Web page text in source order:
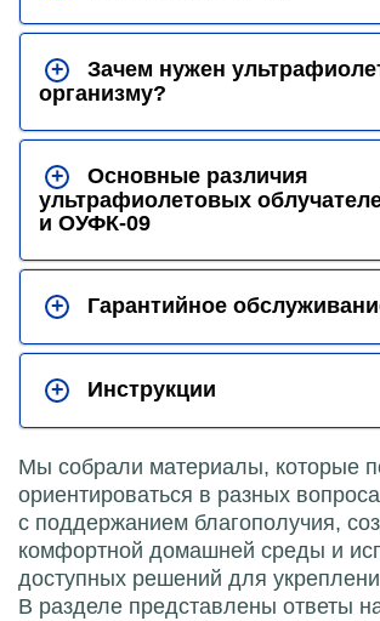
+
Зачем нужен
организму?
+
Основные различия
ультрафиолетовых
и ОУФК-09
+ Гарантийное
+ Инструкции
Мы собрали материалы, которые
ориентироваться в разных
с поддержанием благополучия,
комфортной домашней среды и
доступных решений для
В разделе представлены ответы